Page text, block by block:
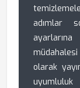
adımlar
müdahalesi
olarak